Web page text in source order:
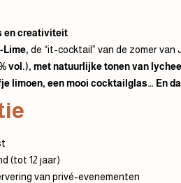
en creativiteit
de “it-cocktail” van de zomer van
vol.), met natuurlijke tonen van
limoen, een mooi cocktailglas… En
(tot 12 jaar)
van privé-evenementen